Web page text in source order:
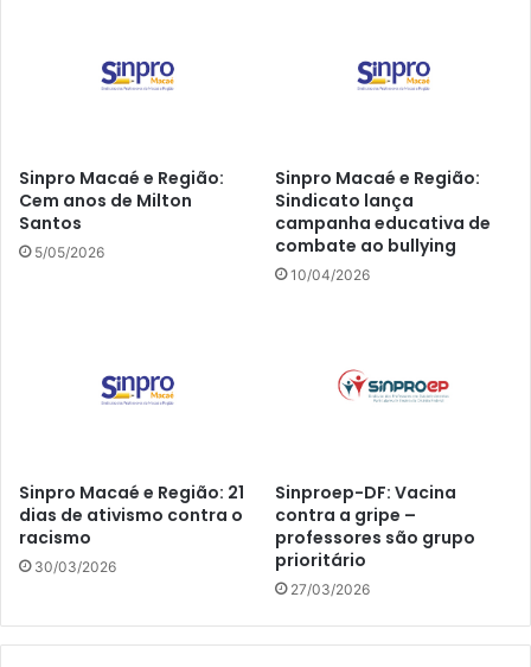
Sinpro Macaé e Região:
Cem anos de Milton
Santos
5/05/2026
Sinpro Macaé e Região:
Sindicato lança
campanha educativa de
combate ao bullying
10/04/2026
Sinpro Macaé e Região: 21
dias de ativismo contra o
racismo
30/03/2026
Sinproep-DF: Vacina
contra a gripe –
professores são grupo
prioritário
27/03/2026